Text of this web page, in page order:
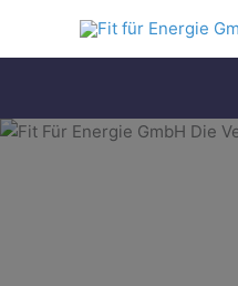
springen